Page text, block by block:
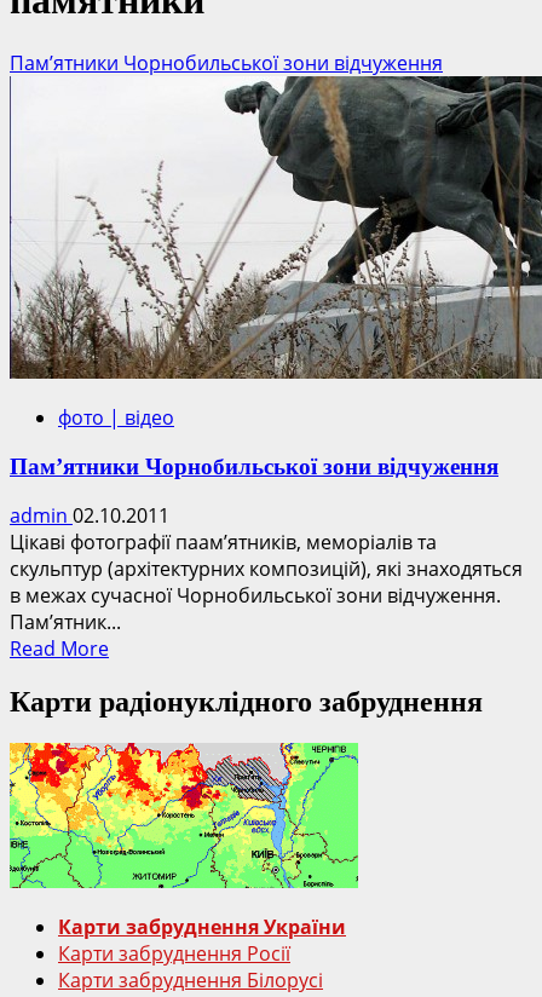
Пам’ятники Чорнобильської зони відчуження
фото | відео
Пам’ятники Чорнобильської зони відчуження
admin 02.10.2011
Цікаві фотографії паам’ятників, меморіалів та
скульптур (архітектурних композицій), які знаходяться
в межах сучасної Чорнобильської зони відчуження.
Пам’ятник...
Read MoreRead
about
Чорнобильської
зони
відчуження
Карти радіонуклідного забруднення
Карти забруднення України
Карти забруднення Росії
Карти забруднення Білорусі